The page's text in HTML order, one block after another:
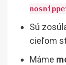
Sú
cieľom
Máme